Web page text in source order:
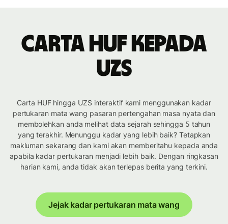
Carta HUF kepada
UZS
Carta HUF hingga UZS interaktif kami menggunakan kadar
pertukaran mata wang pasaran pertengahan masa nyata dan
membolehkan anda melihat data sejarah sehingga 5 tahun
yang terakhir. Menunggu kadar yang lebih baik? Tetapkan
makluman sekarang dan kami akan memberitahu kepada anda
apabila kadar pertukaran menjadi lebih baik. Dengan ringkasan
harian kami, anda tidak akan terlepas berita yang terkini.
Jejak kadar pertukaran mata wang